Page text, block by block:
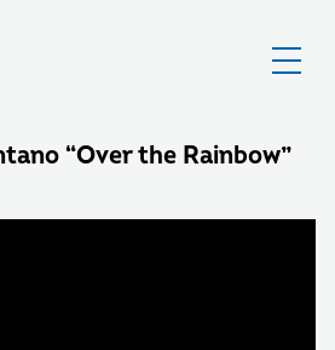
“Over the Rainbow”